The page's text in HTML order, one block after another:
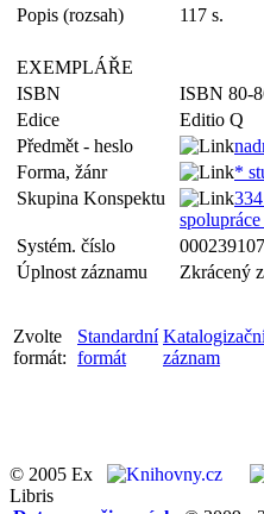
Popis (rozsah)
117 s.
EXEMPLÁŘE
ISBN
ISBN 80-
Edice
Editio Q
Předmět - heslo
Forma, žánr
*
Skupina Konspektu
Systém. číslo
000239107
Úplnost záznamu
Zkrácený
Zvolte
formát:
Standardní
formát
záznam
© 2005 Ex
Libris